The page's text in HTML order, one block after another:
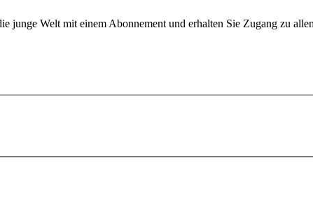
junge Welt mit einem Abonnement und erhalten Sie Zugang zu